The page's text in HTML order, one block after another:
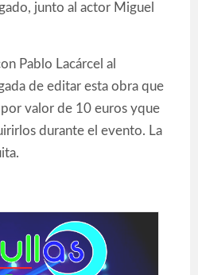
junto al actor Miguel
Pablo Lacárcel al
de editar esta obra que
valor de 10 euros yque
durante el evento. La